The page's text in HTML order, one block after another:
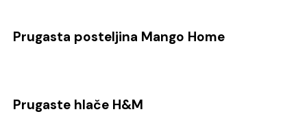
Prugasta posteljina Mango Home
Prugaste hlače H&M